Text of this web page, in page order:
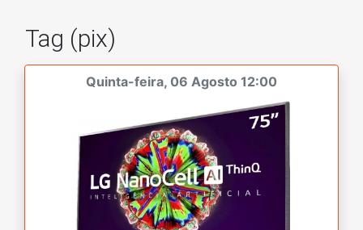
Tag (pix)
Quinta-feira, 06 Agosto 12:00